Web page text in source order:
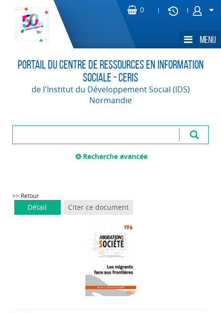
Portail du Centre de Ressources en Information
Sociale - CERIS
de l'Institut du Développement Social (IDS)
Normandie
Recherche avancée
>> Retour
Détail Citer ce document